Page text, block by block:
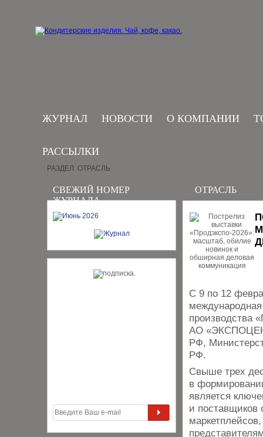
ЖУРНАЛ НОВОСТИ О КОМПАНИИ
РАССЫЛКИ
СВЕЖИЙ НОМЕР
ЖУРНАЛА
РАЗДЕЛ: ОТРАСЛЬ
ОТРАСЛЬ
С 9 по 12
производства
АО
РФ,
РФ.
Свыше трех
в
является
и поставщиков